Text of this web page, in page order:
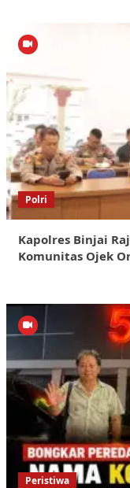
Polri
Kapolres Binjai
Komunitas Ojek
Peristiwa